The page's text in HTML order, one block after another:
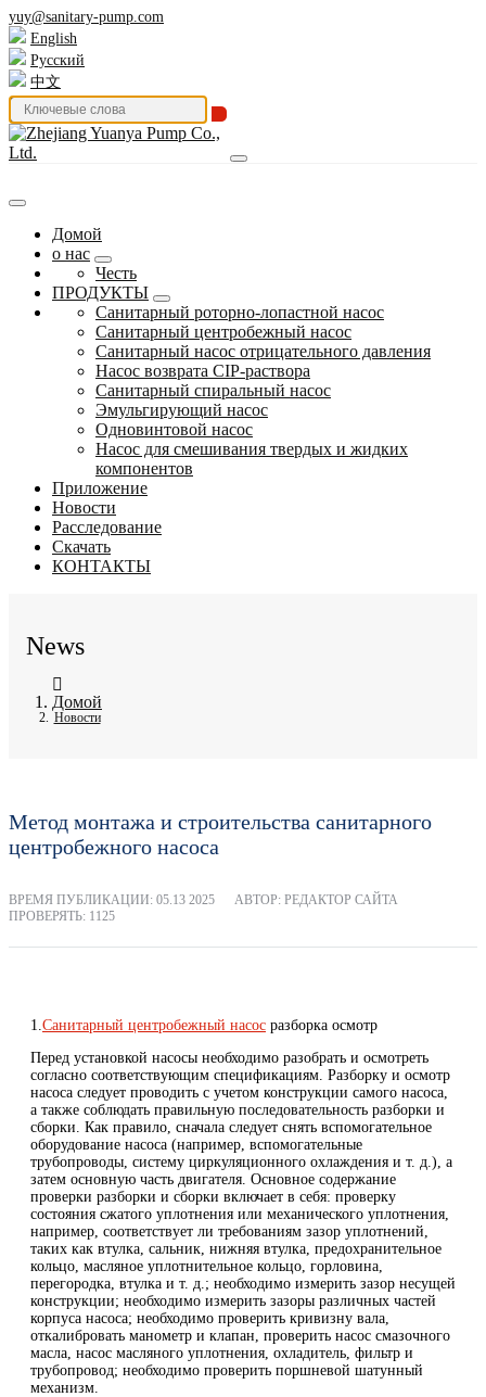
yuy@sanitary-pump.com
English
Русский
中文
Домой
о нас
Честь
ПРОДУКТЫ
Санитарный роторно-лопастной насос
Санитарный центробежный насос
Санитарный насос отрицательного давления
Насос возврата CIP-раствора
Санитарный спиральный насос
Эмульгирующий насос
Одновинтовой насос
Насос для смешивания твердых и жидких
компонентов
Приложение
Новости
Расследование
Скачать
КОНТАКТЫ
News
Домой
Новости
Метод монтажа и строительства санитарного
центробежного насоса
ВРЕМЯ ПУБЛИКАЦИИ: 05.13 2025
АВТОР: РЕДАКТОР САЙТА
ПРОВЕРЯТЬ: 1125
1. Санитарный центробежный насос разборка осмотр
Перед установкой насосы необходимо разобрать и осмотреть
согласно соответствующим спецификациям. Разборку и осмотр
насоса следует проводить с учетом конструкции самого насоса,
а также соблюдать правильную последовательность разборки и
сборки. Как правило, сначала следует снять вспомогательное
оборудование насоса (например, вспомогательные
трубопроводы, систему циркуляционного охлаждения и т. д.), а
затем основную часть двигателя. Основное содержание
проверки разборки и сборки включает в себя: проверку
состояния сжатого уплотнения или механического уплотнения,
например, соответствует ли требованиям зазор уплотнений,
таких как втулка, сальник, нижняя втулка, предохранительное
кольцо, масляное уплотнительное кольцо, горловина,
перегородка, втулка и т. д.; необходимо измерить зазор несущей
конструкции; необходимо измерить зазоры различных частей
корпуса насоса; необходимо проверить кривизну вала,
откалибровать манометр и клапан, проверить насос смазочного
масла, насос масляного уплотнения, охладитель, фильтр и
трубопровод; необходимо проверить поршневой шатунный
механизм.